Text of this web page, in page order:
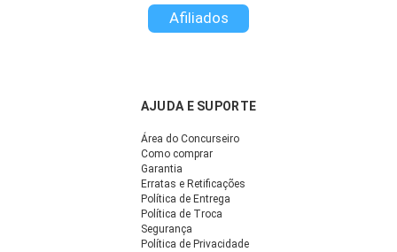
Afiliados
AJUDA E SUPORTE
Área do Concurseiro
Como comprar
Garantia
Erratas e Retificações
Política de Entrega
Política de Troca
Segurança
Política de Privacidade